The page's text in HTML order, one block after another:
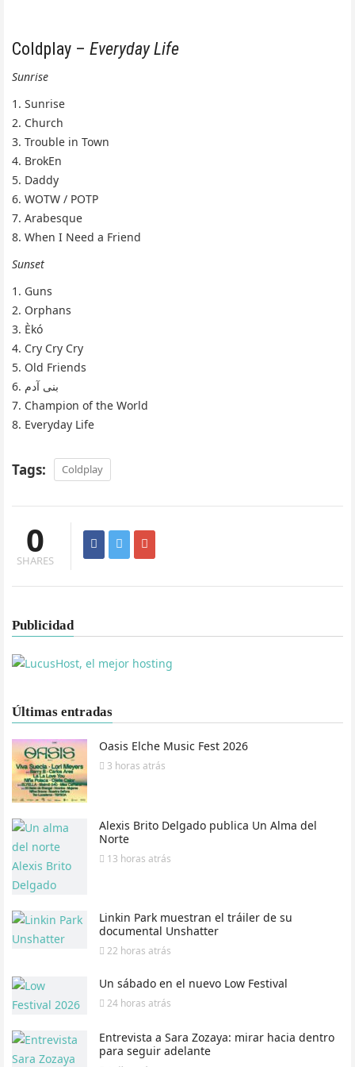
Coldplay – Everyday Life
Sunrise
1. Sunrise
2. Church
3. Trouble in Town
4. BrokEn
5. Daddy
6. WOTW / POTP
7. Arabesque
8. When I Need a Friend
Sunset
1. Guns
2. Orphans
3. Èkó
4. Cry Cry Cry
5. Old Friends
6. بنی آدم
7. Champion of the World
8. Everyday Life
Tags: Coldplay
0
SHARES
Publicidad
Últimas entradas
Oasis Elche Music Fest 2026
3 horas atrás
Alexis Brito Delgado publica Un Alma del
Norte
13 horas atrás
Linkin Park muestran el tráiler de su
documental Unshatter
22 horas atrás
Un sábado en el nuevo Low Festival
24 horas atrás
Entrevista a Sara Zozaya: mirar hacia dentro
para seguir adelante